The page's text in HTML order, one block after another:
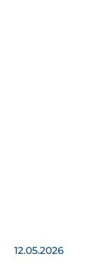
12.05.2026